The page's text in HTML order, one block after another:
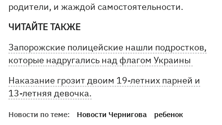
родители, и жаждой самостоятельности.
ЧИТАЙТЕ ТАКЖЕ
Запорожские полицейские нашли подростков,
которые надругались над флагом Украины
Наказание грозит двоим 19-летних парней и
13-летняя девочка.
Новости по теме: Новости Чернигова
ребенок